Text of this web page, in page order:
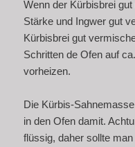
Wenn der Kürbisbrei
Stärke und Ingwer gut
Kürbisbrei gut
Schritten de Ofen auf
vorheizen.
Die Kürbis-
in den Ofen damit.
flüssig, daher sollte